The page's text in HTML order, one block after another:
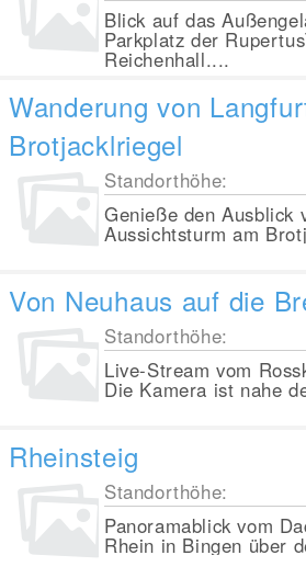
Blick auf das
Parkplatz der
Reichenhall....
Wanderung von
Brotjacklriegel
Standorthöhe:
Genieße den Ausblick
Aussichtsturm am
Von Neuhaus auf die
Standorthöhe:
Live-Stream vom
Die Kamera ist nahe
Rheinsteig
Standorthöhe:
Panoramablick vom
Rhein in Bingen über